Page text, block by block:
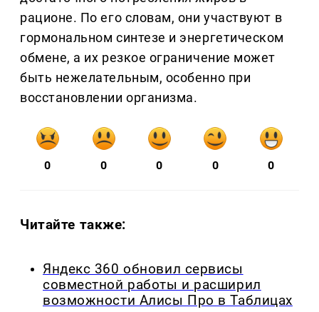
рационе. По его словам, они участвуют в
гормональном синтезе и энергетическом
обмене, а их резкое ограничение может
быть нежелательным, особенно при
восстановлении организма.
0 0 0 0 0
Читайте также:
Яндекс 360 обновил сервисы
совместной работы и расширил
возможности Алисы Про в Таблицах